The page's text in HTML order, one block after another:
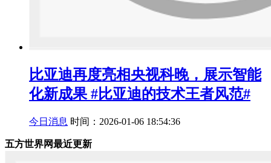
比亚迪再度亮相央视科晚，展示智能
化新成果 #比亚迪的技术王者风范#
今日消息 时间：2026-01-06 18:54:36
五方世界网最近更新